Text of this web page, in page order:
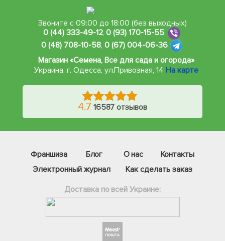
Звоните с 09:00 до 18:00 (без выходных)
0 (44) 333-49-12,0 (93) 170-15-55,
0 (48) 708-10-58, 0 (67) 004-06-36
Магазин «Семена, Все для сада и огорода»
Украина, г. Одесса, ул.Привозная, 14 На карте
4.7 16587 отзывов
Франшиза Блог О нас
Контакты
Электронный журнал
Как сделать заказ
Доставка по всей Украине: